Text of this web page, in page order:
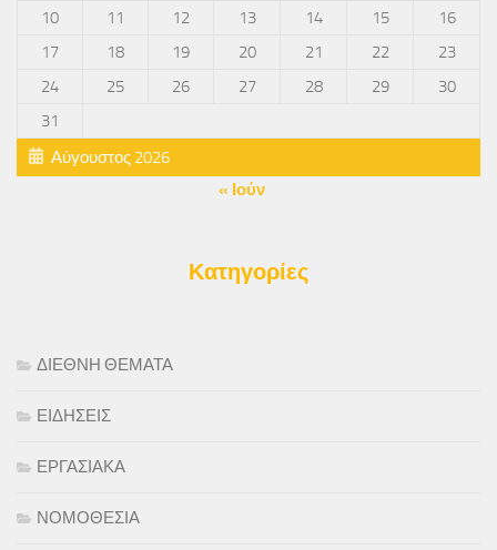
Αύγουστος 2026
10
11 12 13 14 15
16
17
18 19 20 21 22
23
24
25 26 27 28 29
30
31
« Ιούν
Κατηγορίες
ΔΙΕΘΝΗ ΘΕΜΑΤΑ
ΕΙΔΗΣΕΙΣ
ΕΡΓΑΣΙΑΚΑ
ΝΟΜΟΘΕΣΙΑ